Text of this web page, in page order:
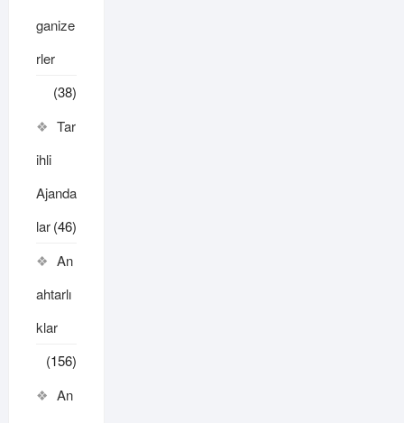
ganize
rler
(38)
Tar
ihli
Ajanda
lar(46)
An
ahtarlı
klar
(156)
An